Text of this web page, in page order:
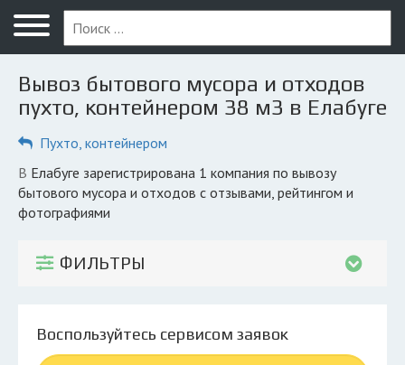
Меню
Главная
Вопрос юристу
Компании
КОМПАНИЯМ
© 2026 Все права защищены
Вывоз бытового мусора и отходов
пухто, контейнером 38 м3 в Елабуге
Пухто, контейнером
в Елабуге зарегистрирована 1 компания по вывозу
бытового мусора и отходов с отзывами, рейтингом и
фотографиями
ФИЛЬТРЫ
Воспользуйтесь сервисом заявок